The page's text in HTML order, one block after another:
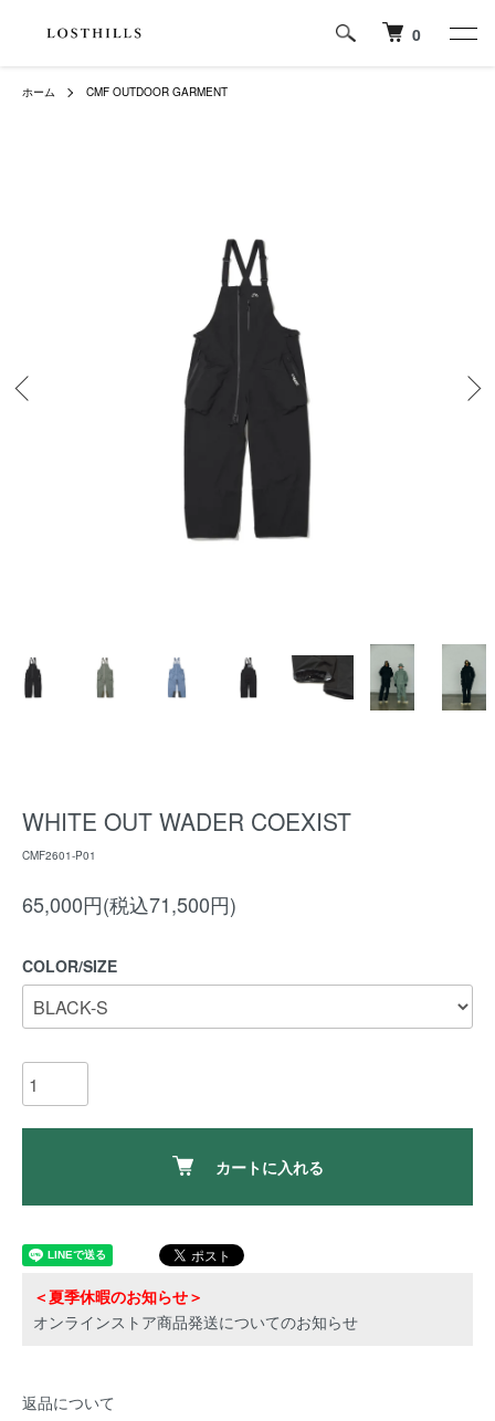
0
ホーム CMF OUTDOOR GARMENT
WHITE OUT WADER COEXIST
CMF2601-P01
65,000円(税込71,500円)
COLOR/SIZE
カートに入れる
＜夏季休暇のお知らせ＞
オンラインストア商品発送についてのお知らせ
返品について